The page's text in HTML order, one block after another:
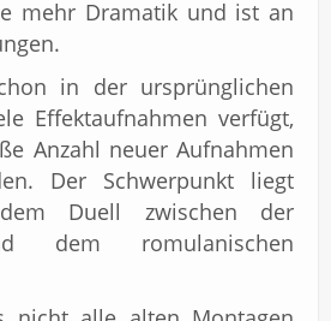
mehr Dramatik und ist an
in der ursprünglichen
Effektaufnahmen verfügt,
Anzahl neuer Aufnahmen
Der Schwerpunkt liegt
Duell zwischen der
dem romulanischen